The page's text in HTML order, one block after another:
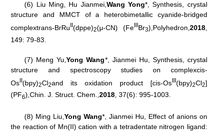
(6) Liu Ming, Hu Jianmei, Wang Yong*, Synthesis, crystal
structure and MMCT of a heterobimetallic cyanide-bridged
complextrans-BrRu (dppe)2(μ-CN) (Fe Br3), Polyhedron 2018,
149: 79-83.
(7) Meng Yu,Yong Wang*, Jianmei Hu, Synthesis, crystal
structure and spectroscopy studies on complexcis-
OsII(bpy)2Cl2and its oxidation product [cis-OsIII(bpy)2Cl2]
(PF6),Chin. J. Struct. Chem. ,2018 , 37(6): 995-1003.
(8) Ming Liu,Yong Wang*, Jianmei Hu, Effect of anions on
the reaction of Mn(II) cation with a tetradentate nitrogen ligand: